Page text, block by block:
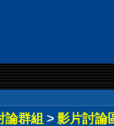
論群組 > 影片討論